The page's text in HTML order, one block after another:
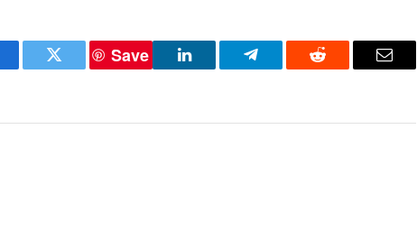
Twitter
Save
LinkedIn Telegram Reddit Email